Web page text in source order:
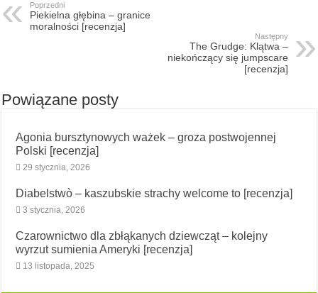
Poprzedni
Piekielna głębina – granice
moralności [recenzja]
Następny
The Grudge: Klątwa –
niekończący się jumpscare
[recenzja]
Powiązane posty
Agonia bursztynowych ważek – groza postwojennej
Polski [recenzja]
29 stycznia, 2026
Diabelstwò – kaszubskie strachy welcome to [recenzja]
3 stycznia, 2026
Czarownictwo dla zbłąkanych dziewcząt – kolejny
wyrzut sumienia Ameryki [recenzja]
13 listopada, 2025